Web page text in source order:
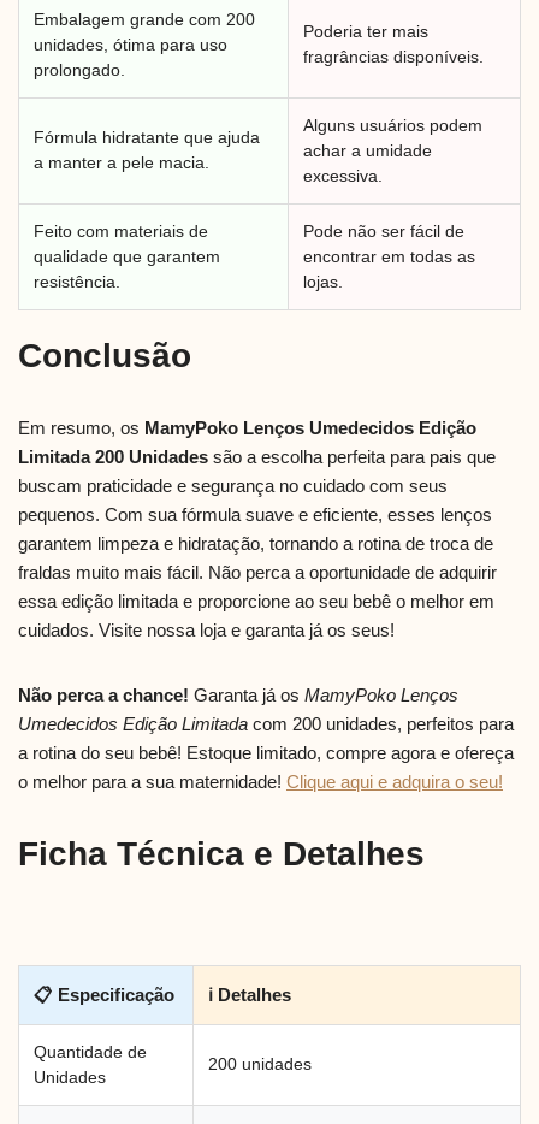
Embalagem grande com 200
unidades, ótima para uso
prolongado.
Poderia ter mais
fragrâncias disponíveis.
Fórmula hidratante que ajuda
a manter a pele macia.
Alguns usuários podem
achar a umidade
excessiva.
Feito com materiais de
qualidade que garantem
resistência.
Pode não ser fácil de
encontrar em todas as
lojas.
Conclusão
Em resumo, os MamyPoko Lenços Umedecidos Edição
Limitada 200 Unidades são a escolha perfeita para pais que
buscam praticidade e segurança no cuidado com seus
pequenos. Com sua fórmula suave e eficiente, esses lenços
garantem limpeza e hidratação, tornando a rotina de troca de
fraldas muito mais fácil. Não perca a oportunidade de adquirir
essa edição limitada e proporcione ao seu bebê o melhor em
cuidados. Visite nossa loja e garanta já os seus!
Não perca a chance! Garanta já os MamyPoko Lenços
Umedecidos Edição Limitada com 200 unidades, perfeitos para
a rotina do seu bebê! Estoque limitado, compre agora e ofereça
o melhor para a sua maternidade! Clique aqui e adquira o seu!
Ficha Técnica e Detalhes
📋 Especificação ℹ Detalhes
Quantidade de
Unidades
200 unidades